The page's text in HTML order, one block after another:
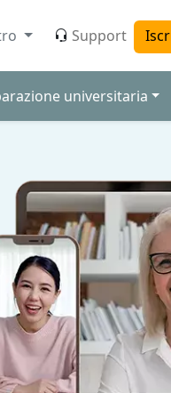
Support
universitaria